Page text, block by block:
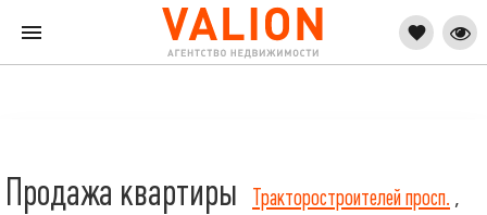
Продажа квартиры Тракторостроителей просп. ,